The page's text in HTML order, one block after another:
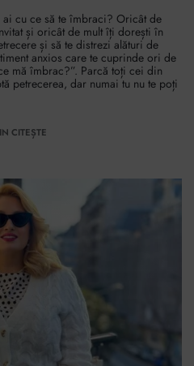
ai cu ce să te îmbraci? Oricât de
și oricât de mult îți dorești în
și să te distrezi alături de
anxios care te cuprinde ori de
mă îmbrac?”. Parcă toți cei din
petrecerea, dar numai tu nu te poți
CITEȘTE